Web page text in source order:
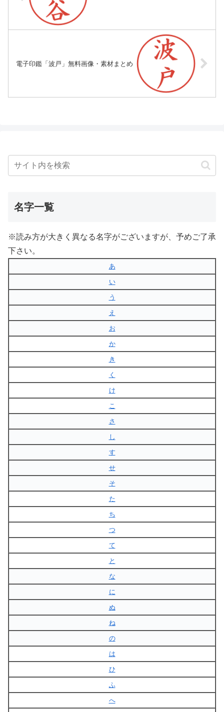
電子印鑑「波戸」無料画像・素材まとめ
名字一覧
※読み方が大きく異なる名字がございますが、予めご了承
下さい。
あ
い
う
え
お
か
き
く
け
こ
さ
し
す
せ
そ
た
ち
つ
て
と
な
に
ぬ
ね
の
は
ひ
ふ
へ